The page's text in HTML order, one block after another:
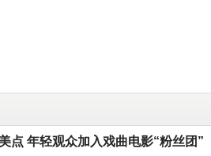
点 年轻观众加入戏曲电影“粉丝团”